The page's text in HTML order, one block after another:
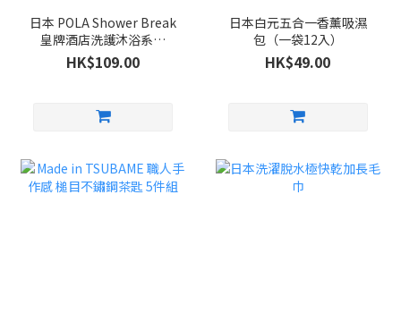
日本 POLA Shower Break
皇牌酒店洗護沐浴系列
280ml
HK$109.00
日本白元五合一香薰吸濕
包（一袋12入）
HK$49.00